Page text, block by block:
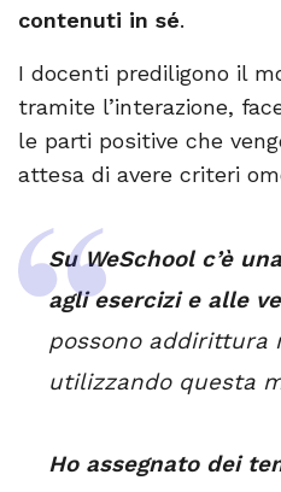
contenuti in sé.
I docenti prediligono il
tramite l’interazione,
le parti positive che
attesa di avere criteri
Su WeSchool c’è
agli esercizi e alle
possono addirittura
utilizzando questa
Ho assegnato dei